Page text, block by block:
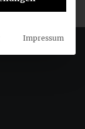
e.V.
Impressum